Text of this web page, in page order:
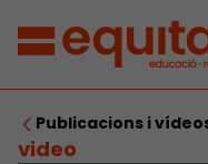
Publicacions i
video